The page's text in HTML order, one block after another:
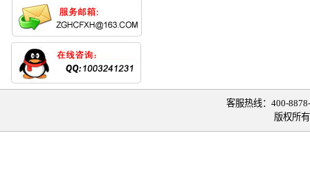
客服热线：400-
版权所